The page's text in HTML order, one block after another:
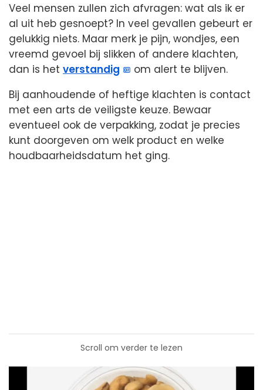
Veel mensen zullen zich afvragen: wat als ik er
al uit heb gesnoept? In veel gevallen gebeurt er
gelukkig niets. Maar merk je pijn, wondjes, een
vreemd gevoel bij slikken of andere klachten,
dan is het verstandig
om alert te blijven.
Bij aanhoudende of heftige klachten is contact
met een arts de veiligste keuze. Bewaar
eventueel ook de verpakking, zodat je precies
kunt doorgeven om welk product en welke
houdbaarheidsdatum het ging.
Scroll om verder te lezen